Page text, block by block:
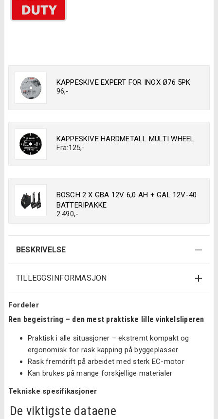
KAPPESKIVE EXPERT FOR INOX Ø76 5PK
96,-
KAPPESKIVE HARDMETALL MULTI WHEEL
Fra:125,-
BOSCH 2 X GBA 12V 6,0 AH + GAL 12V-40
BATTERIPAKKE
2.490,-
BESKRIVELSE
TILLEGGSINFORMASJON
Fordeler
Ren begeistring – den mest praktiske lille vinkelsliperen
Praktisk i alle situasjoner – ekstremt kompakt og
ergonomisk for rask kapping på byggeplasser
Rask fremdrift på arbeidet med sterk EC-motor
Kan brukes på mange forskjellige materialer
Tekniske spesifikasjoner
De viktigste dataene